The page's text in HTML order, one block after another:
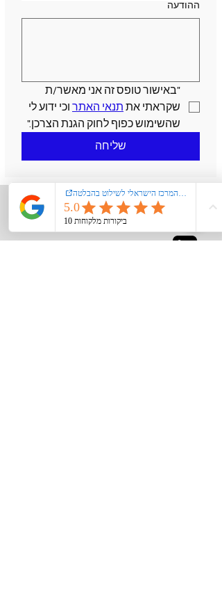
ההודעה
שקראתי את תנאי האתר
שהשימוש כפוף לחוק הגנת הצרכן."
שליחה
יציירת קשר